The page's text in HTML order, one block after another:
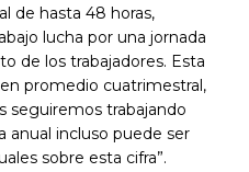
de hasta 48 horas,
lucha por una jornada
de los trabajadores. Esta
promedio cuatrimestral,
seguiremos trabajando
anual incluso puede ser
sobre esta cifra”.